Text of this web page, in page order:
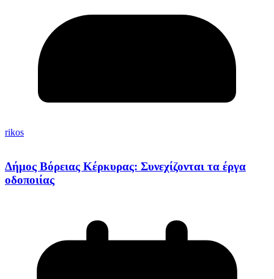
rikos
Δήμος Βόρειας Κέρκυρας: Συνεχίζονται τα έργα
οδοποιίας